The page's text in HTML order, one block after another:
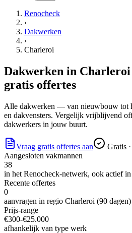
Renocheck
›
Dakwerken
›
Charleroi
Dakwerken in Charleroi
gratis offertes
Alle dakwerken — van nieuwbouw tot
en dakvensters. Vergelijk vrijblijvend
dakwerkers in jouw buurt.
Vraag gratis offertes aan
Gratis
Aangesloten vakmannen
38
in het Renocheck-netwerk, ook actief in
Recente offertes
0
aanvragen in regio Charleroi (90 dagen)
Prijs-range
€300-€25.000
afhankelijk van type werk